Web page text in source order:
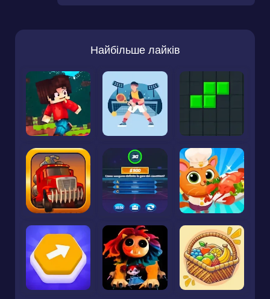
Найбільше лайків